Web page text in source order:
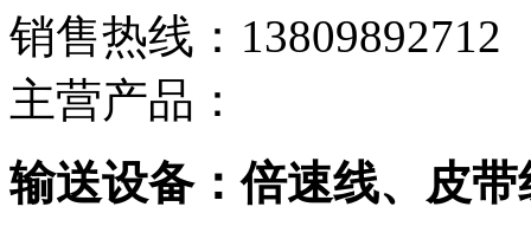
销售热线：13809892712
主营产品：
输送设备：倍速线、皮